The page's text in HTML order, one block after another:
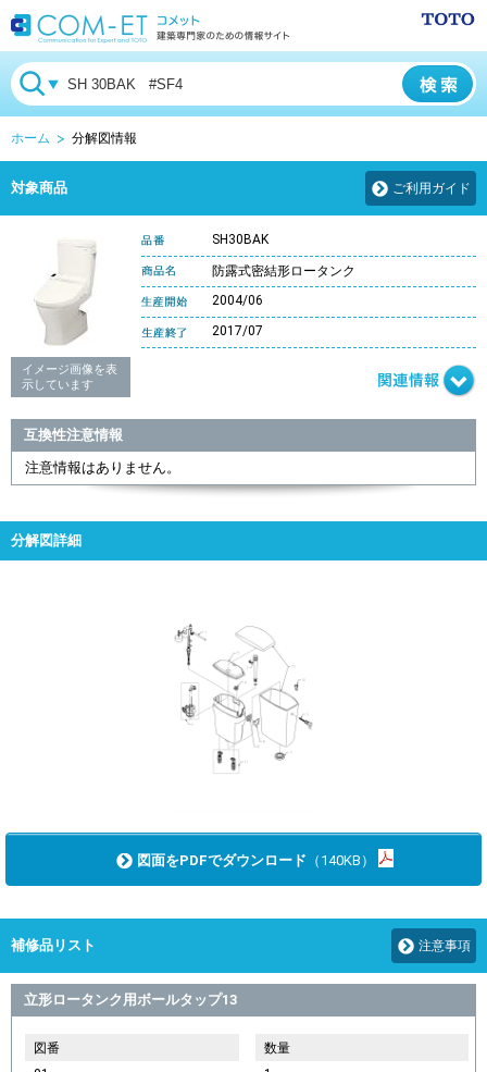
ホーム 分解図情報
対象商品 ご利用ガイド
イメージ画像を表
示しています
SH30BAK
防露式密結形ロータンク
2004/06
2017/07
互換性注意情報
注意情報はありません。
分解図詳細
図面をPDFでダウンロード （140KB）
補修品リスト 注意事項
立形ロータンク用ボールタップ13
図番
数量